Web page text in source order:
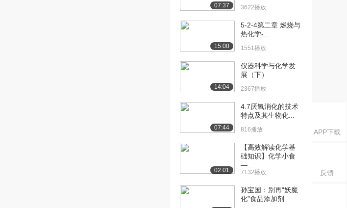
APP下载
反馈
07:37 3622播放
15:00
5-2-4第二章 燃烧与
热化学-...
1551播放
14:04
仪器科学与化学发
展（下）
2367播放
07:44
4.7厌氧消化的技术
特点及其生物化...
816播放
02:01
【高效解读化学基
础知识】化学小食
—...
7132播放
孙宝国：别再“妖魔
化”食品添加剂